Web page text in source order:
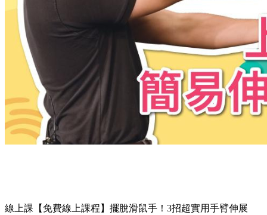
線上課 【免費線上課程】擺脫滑鼠手！3招超實用手臂伸展